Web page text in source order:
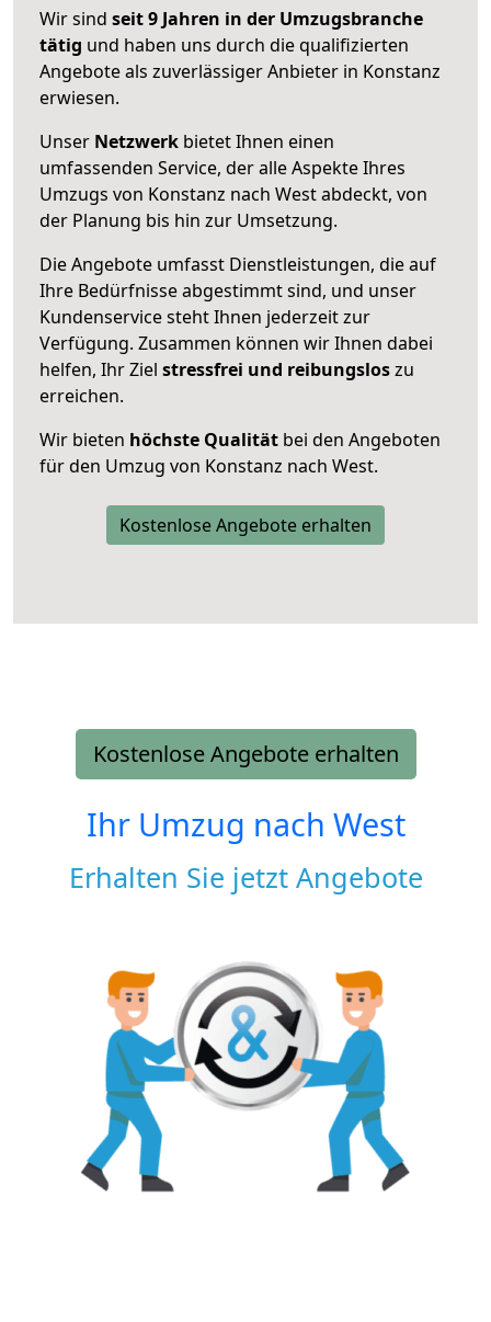
Wir sind seit 9 Jahren in der Umzugsbranche
tätig und haben uns durch die qualifizierten
Angebote als zuverlässiger Anbieter in Konstanz
erwiesen.
Unser Netzwerk bietet Ihnen einen
umfassenden Service, der alle Aspekte Ihres
Umzugs von Konstanz nach West abdeckt, von
der Planung bis hin zur Umsetzung.
Die Angebote umfasst Dienstleistungen, die auf
Ihre Bedürfnisse abgestimmt sind, und unser
Kundenservice steht Ihnen jederzeit zur
Verfügung. Zusammen können wir Ihnen dabei
helfen, Ihr Ziel stressfrei und reibungsloszu
erreichen.
Wir bieten höchste Qualität bei den Angeboten
für den Umzug von Konstanz nach West.
Kostenlose Angebote erhalten
Kostenlose Angebote erhalten
Ihr Umzug nach West
Erhalten Sie jetzt Angebote